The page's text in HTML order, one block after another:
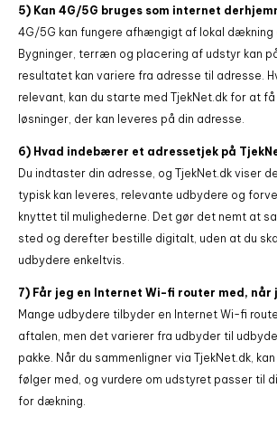
5) Kan 4G/5G bruges som internet
4G/5G kan fungere afhængigt af lokal dækning
Bygninger, terræn og placering af udstyr kan
resultatet kan variere fra adresse til adresse.
relevant, kan du starte med TjekNet.dk for at
løsninger, der kan leveres på din adresse.
6) Hvad indebærer et adressetjek på
Du indtaster din adresse, og TjekNet.dk viser
typisk kan leveres, relevante udbydere og
knyttet til mulighederne. Det gør det nemt at
sted og derefter bestille digitalt, uden at du
udbydere enkeltvis.
7) Får jeg en Internet Wi-fi router med, når
Mange udbydere tilbyder en Internet Wi-fi
aftalen, men det varierer fra udbyder til
pakke. Når du sammenligner via TjekNet.dk,
følger med, og vurdere om udstyret passer til
for dækning.